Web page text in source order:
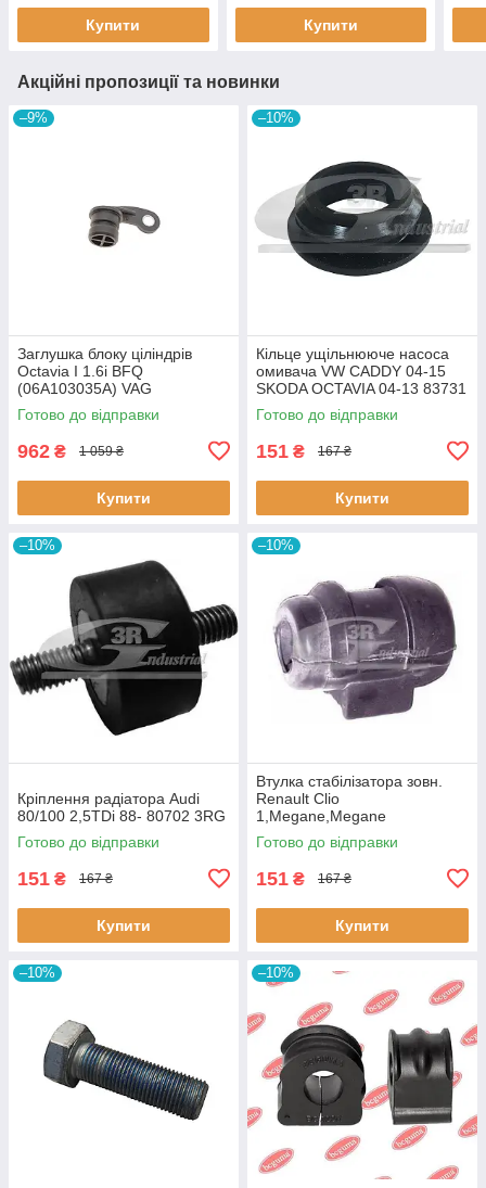
Купити
Купити
Акційні пропозиції та новинки
–9%
Заглушка блоку ціліндрів
Octavia I 1.6i BFQ
(06A103035A) VAG
06A103035A VAG
Готово до відправки
962 ₴ 1 059 ₴
Купити
–10%
Кiльце ущiльнююче насоса
омивача VW CADDY 04-15
SKODA OCTAVIA 04-13 83731
3RG
Готово до відправки
151 ₴ 167 ₴
Купити
–10%
Кріплення радіатора Audi
80/100 2,5TDi 88- 80702 3RG
Готово до відправки
151 ₴ 167 ₴
Купити
–10%
Втулка стабiлізатора зовн.
Renault Clio
1,Megane,Megane
Classic,Megane Scenic,R19
60643 3RG
Готово до відправки
151 ₴ 167 ₴
Купити
–10% –10%